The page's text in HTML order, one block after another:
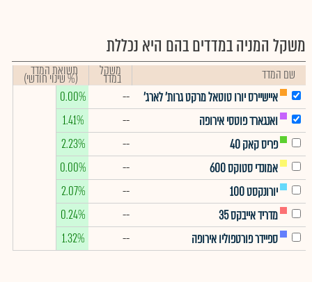
משקל המניה במדדים בהם היא נכללת
שם המדד משקל
במדד תשואת המדד
(% שינוי חודשי)
איישיירס יורו טוטאל מרקט גרות' לארג'
--
0.00%
ואנגארד פוטסי אירופה
--
1.41%
פריס קאק 40
--
2.23%
אמונדי סטוקס 600
--
0.00%
יורונקסט 100
--
2.07%
מדריד אייבקס 35
--
0.24%
ספיידר פורטפוליו אירופה
--
1.32%